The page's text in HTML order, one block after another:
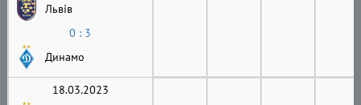
Львів
0 : 3
Динамо
18.03.2023